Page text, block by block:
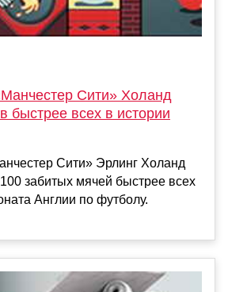
Сити» Холанд
быстрее всех в истории
Сити» Эрлинг Холанд
100 забитых мячей быстрее всех
Англии по футболу.